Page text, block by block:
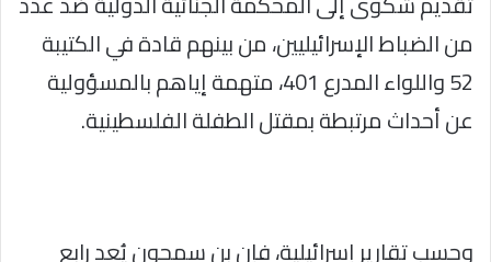
من الضباط الإسرائيليين، من بينهم قادة في الكتيبة
52 واللواء المدرع 401، متهمة إياهم بالمسؤولية
عن أحداث مرتبطة بمقتل الطفلة الفلسطينية.
وحسب تقارير إسرائيلية، فإن بن سمحون يُعد رابع